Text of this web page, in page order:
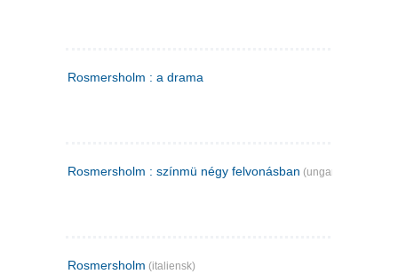
Rosmersholm : a drama
Rosmersholm : színmü négy felvonásban (ungarsk)
Rosmersholm (italiensk)